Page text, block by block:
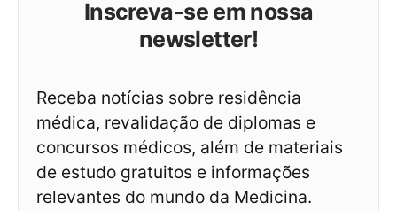
Inscreva-se em nossa
newsletter!
Receba notícias sobre residência
médica, revalidação de diplomas e
concursos médicos, além de materiais
de estudo gratuitos e informações
relevantes do mundo da Medicina.